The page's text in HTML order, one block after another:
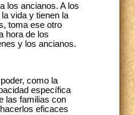
los ancianos. A los
vida y tienen la
toma ese otro
hora de los
y los ancianos.
como la
específica
las familias con
eficaces